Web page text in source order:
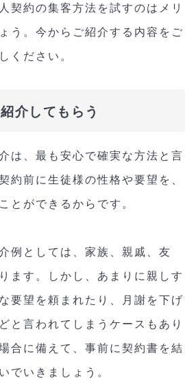
契約の集客方法を試すのはメリ
う。今からご紹介する内容をご
ください。
介してもらう
は、最も安心で確実な方法と言
約前に生徒様の性格や要望を、
とができるからです。
例としては、家族、親戚、友
ます。しかし、あまりに親しす
要望を頼まれたり、月謝を下げ
と言われてしまうケースもあり
合に備えて、事前に契約書を結
でいきましょう。